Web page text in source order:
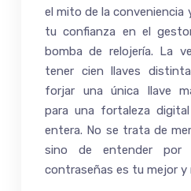
el mito de la conveniencia
tu confianza en el
bomba de relojería. La
tener cien llaves
forjar una única llave
para una fortaleza
entera. No se trata de
sino de entender
contraseñas es tu mejor y